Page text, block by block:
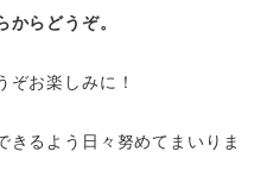
からどうぞ。
ぞお楽しみに！
きるよう日々努めてまいりま